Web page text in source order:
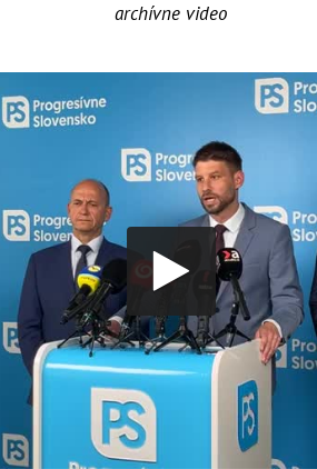
archívne video